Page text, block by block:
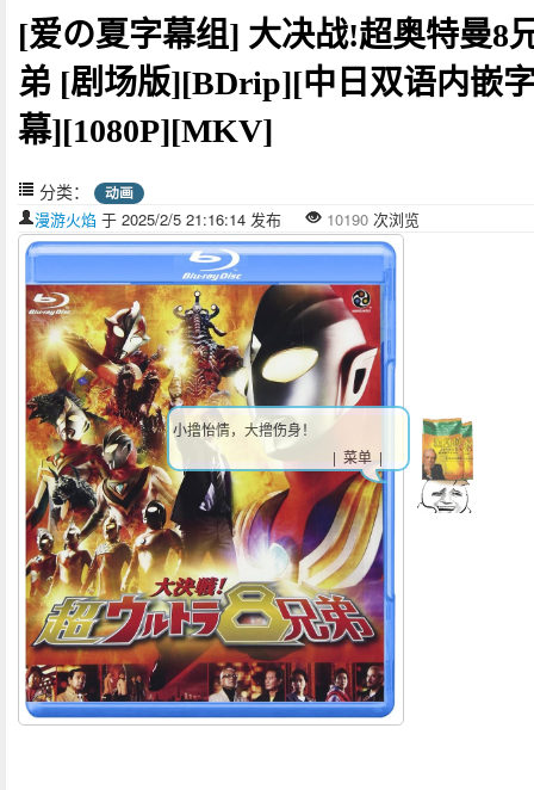
[爱の夏字幕组] 大决战!超奥特曼8
弟 [剧场版][BDrip][中日双语内嵌
幕][1080P][MKV]
分类： 动画
漫游火焰 于 2025/2/5 21:16:14 发布 10190 次浏览
小撸怡情，大撸伤身！
| 菜单 |